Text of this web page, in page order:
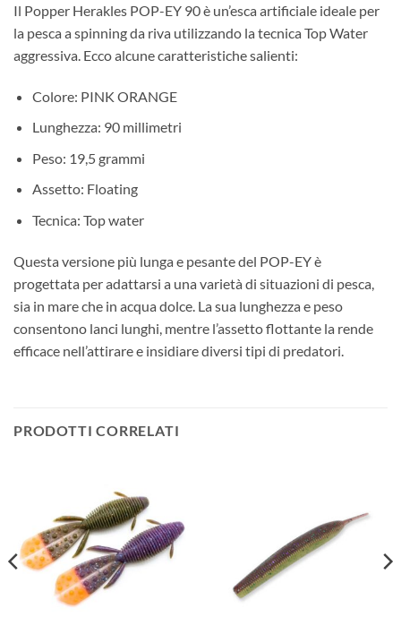
Il Popper Herakles POP-EY 90 è un’esca artificiale ideale per
la pesca a spinning da riva utilizzando la tecnica Top Water
aggressiva. Ecco alcune caratteristiche salienti:
Colore: PINK ORANGE
Lunghezza: 90 millimetri
Peso: 19,5 grammi
Assetto: Floating
Tecnica: Top water
Questa versione più lunga e pesante del POP-EY è
progettata per adattarsi a una varietà di situazioni di pesca,
sia in mare che in acqua dolce. La sua lunghezza e peso
consentono lanci lunghi, mentre l’assetto flottante la rende
efficace nell’attirare e insidiare diversi tipi di predatori.
PRODOTTI CORRELATI